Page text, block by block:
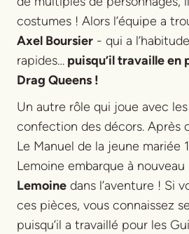
costumes ! Alors l’équipe a
Axel Boursier - qui a
rapides… puisqu’il travaille en
Drag Queens !
Un autre rôle qui joue avec
confection des décors. Après
Le Manuel de la jeune mariée
Lemoine embarque à nouveau
Lemoine dans l’aventure ! Si
ces pièces, vous connaissez
puisqu’il a travaillé pour les